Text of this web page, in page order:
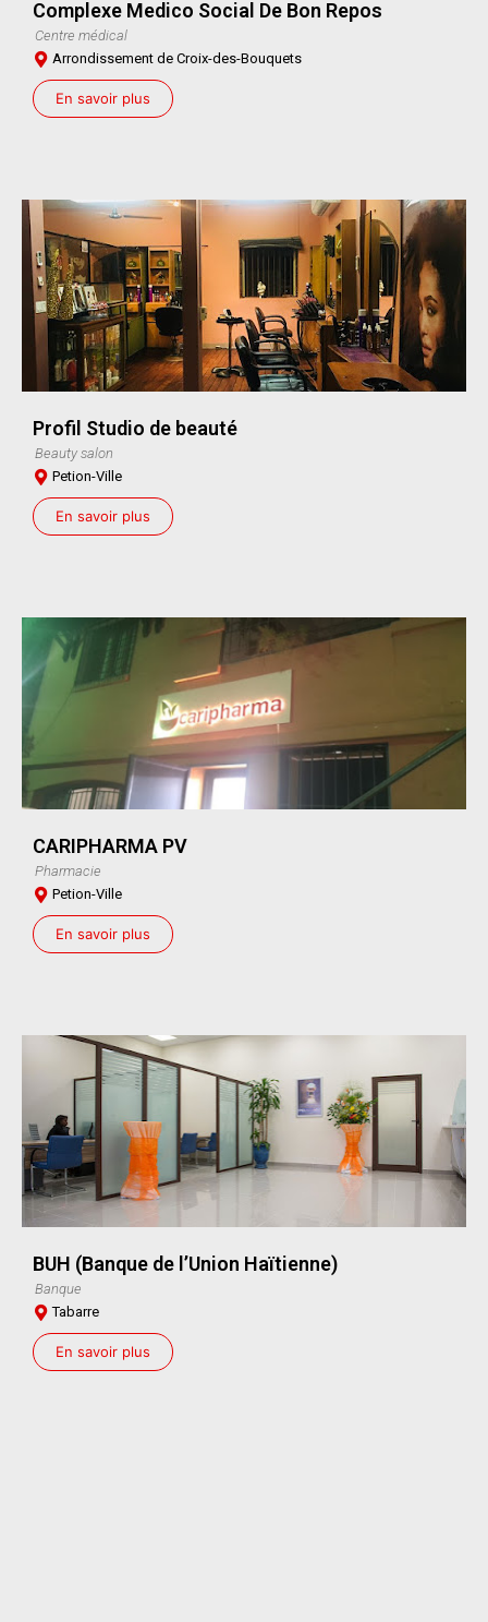
Complexe Medico Social De Bon Repos
Centre médical
Arrondissement de Croix-des-Bouquets
En savoir plus
Profil Studio de beauté
Beauty salon
Petion-Ville
En savoir plus
CARIPHARMA PV
Pharmacie
Petion-Ville
En savoir plus
BUH (Banque de l’Union Haïtienne)
Banque
Tabarre
En savoir plus